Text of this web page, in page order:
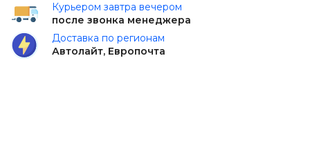
Курьером завтра вечером
после звонка менеджера
Доставка по регионам
Автолайт, Европочта